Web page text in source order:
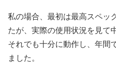
私の場合、最初は最高スペッ
たが、実際の使用状況を見て
それでも十分に動作し、年間
ました。